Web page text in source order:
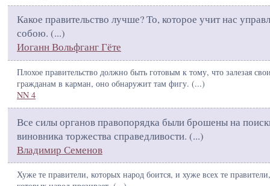
Какое правительство лучше? То, которое учит нас
собою. (...)
Иоганн Вольфганг Гёте
Плохое правительство должно быть готовым к тому, что залезая
гражданам в карман, оно обнаружит там фигу. (...)
NN 4
Все силы органов правопорядка были брошены на
виновника торжества справедливости. (...)
Владимир Семенов
Хуже те правители, которых народ боится, и хуже всех те правители,